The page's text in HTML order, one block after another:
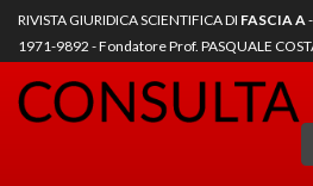
RIVISTA GIURIDICA SCIENTIFICA DI FASCIA A
1971-9892 - Fondatore Prof. PASQUALE